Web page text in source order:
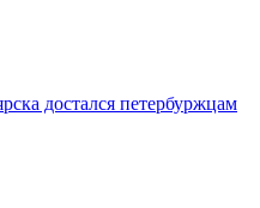
достался петербуржцам